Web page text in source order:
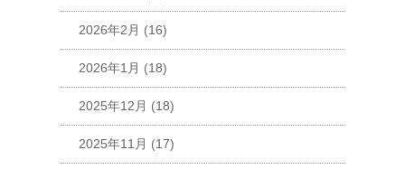
2026年2月 (16)
2026年1月 (18)
2025年12月 (18)
2025年11月 (17)